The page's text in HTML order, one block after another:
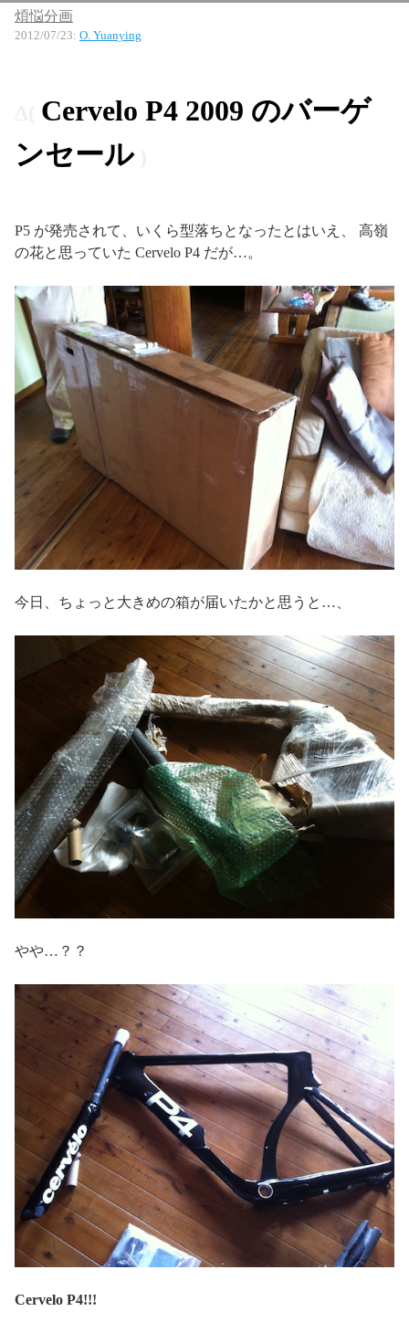
煩悩分画
2012/07/23: O. Yuanying
Cervelo P4 2009 のバーゲ
ンセール
P5 が発売されて、いくら型落ちとなったとはいえ、 高嶺
の花と思っていた Cervelo P4 だが…。
今日、ちょっと大きめの箱が届いたかと思うと…、
やや…？？
Cervelo P4!!!